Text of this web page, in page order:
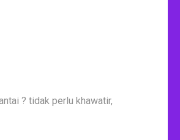
? tidak perlu khawatir,